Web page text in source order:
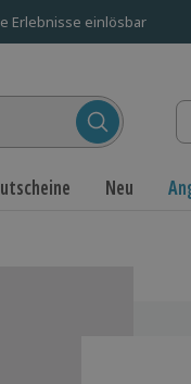
Erlebnisse einlösbar
Neu